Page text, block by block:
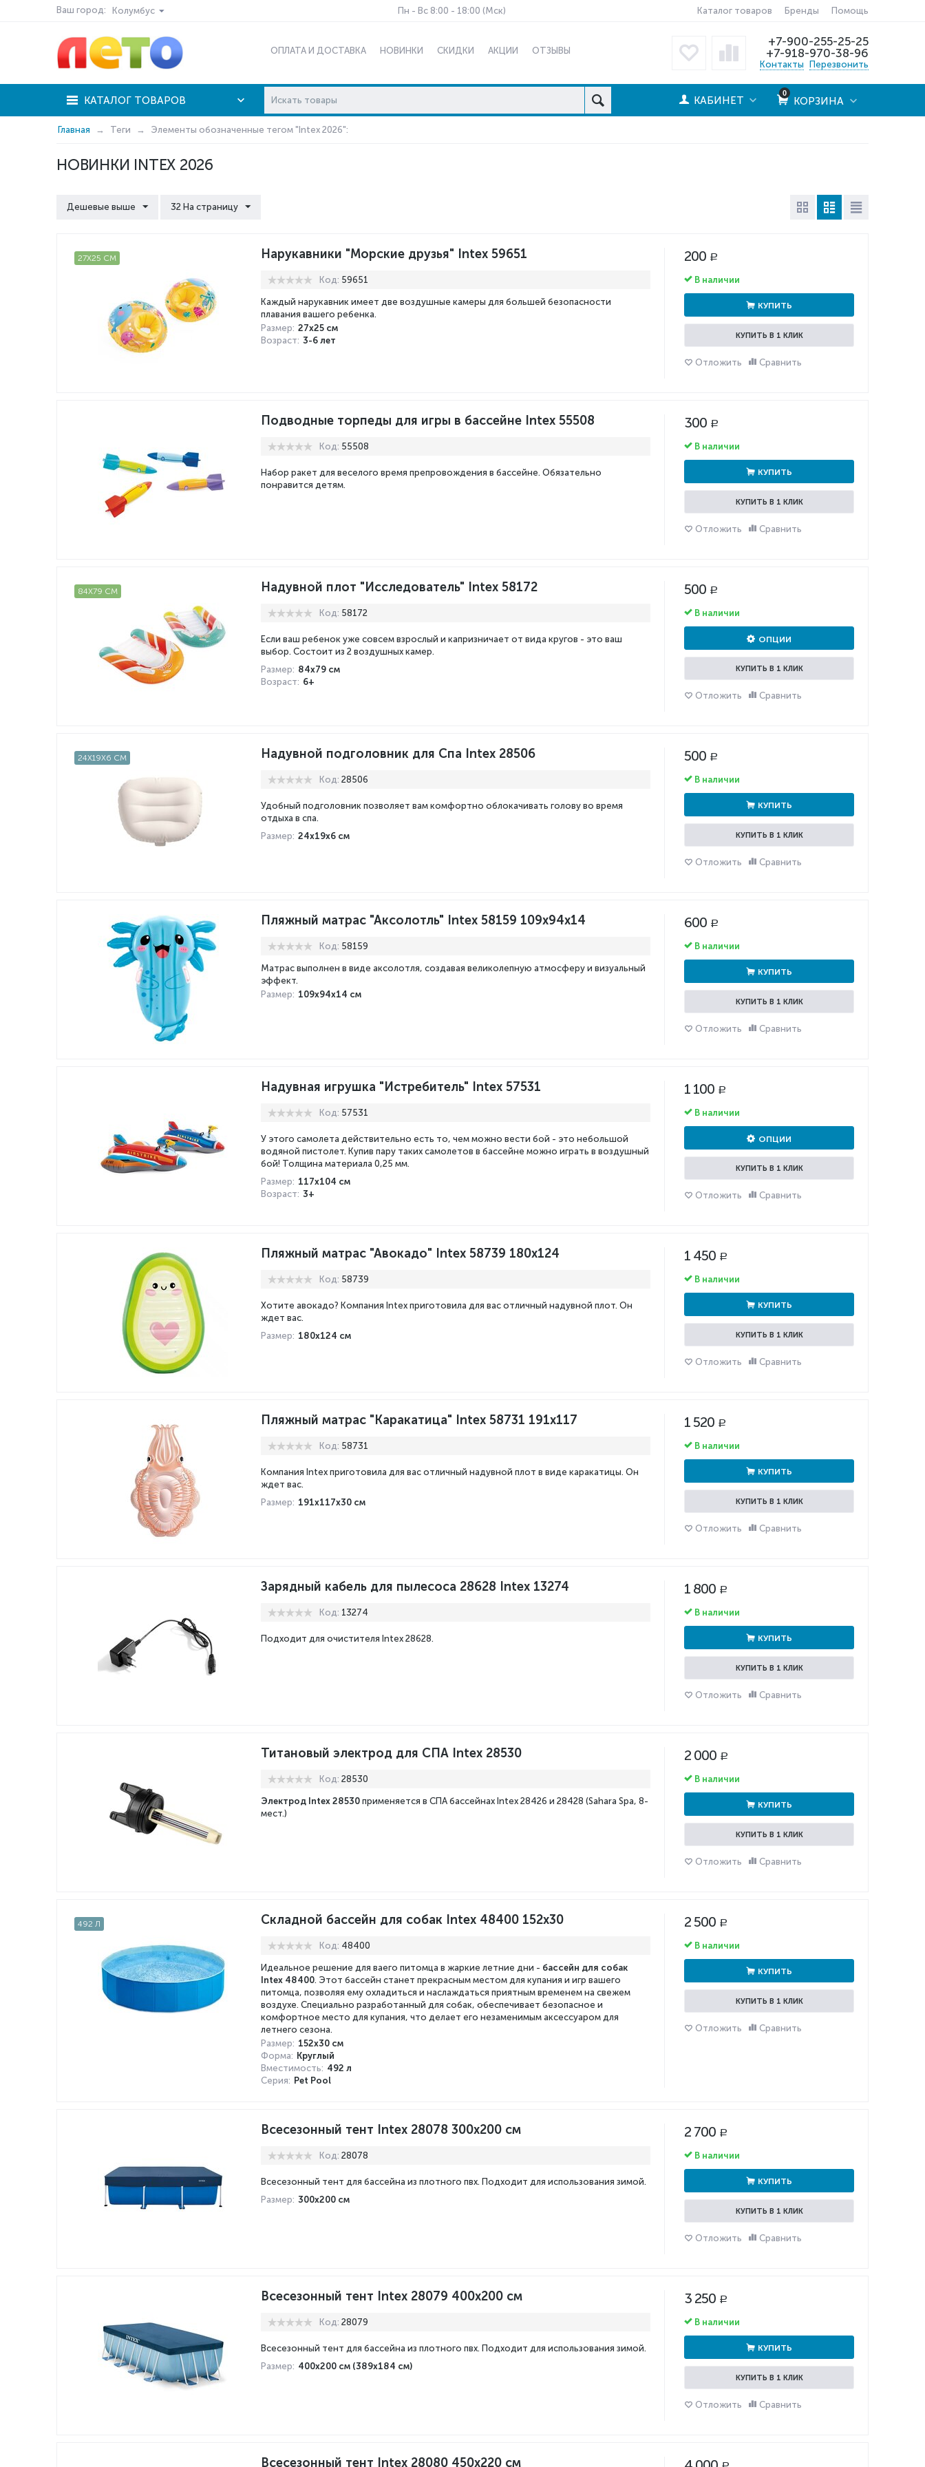
Ваш город: Колумбус Пн - Вс 8:00 - 18:00 (Мск) Каталог товаров Бренды Помощь
ОПЛАТА И ДОСТАВКА НОВИНКИ СКИДКИ АКЦИИ ОТЗЫВЫ
+7-900-255-25-25
+7-918-970-38-96
Контакты Перезвонить
КАТАЛОГ ТОВАРОВ
0
КОРЗИНА
КАБИНЕТ
Главная Теги Элементы обозначенные тегом "Intex 2026":
НОВИНКИ INTEX 2026
Дешевые выше 32 На страницу
27Х25 СМ Нарукавники "Морские друзья" Intex 59651
Код: 59651
Каждый нарукавник имеет две воздушные камеры для большей безопасности
плавания вашего ребенка.
Размер: 27х25 см
Возраст: 3-6 лет
200 Р
В наличии
КУПИТЬ
КУПИТЬ В 1 КЛИК
Отложить Сравнить
Подводные торпеды для игры в бассейне Intex 55508
Код: 55508
Набор ракет для веселого время препровождения в бассейне. Обязательно
понравится детям.
300 Р
В наличии
КУПИТЬ
КУПИТЬ В 1 КЛИК
Отложить Сравнить
84Х79 СМ Надувной плот "Исследователь" Intex 58172
Код: 58172
Если ваш ребенок уже совсем взрослый и капризничает от вида кругов - это ваш
выбор. Состоит из 2 воздушных камер.
Размер: 84х79 см
Возраст: 6+
500 Р
В наличии
ОПЦИИ
КУПИТЬ В 1 КЛИК
Отложить Сравнить
24X19X6 СМ Надувной подголовник для Спа Intex 28506
Код: 28506
Удобный подголовник позволяет вам комфортно облокачивать голову во время
отдыха в спа.
Размер: 24x19x6 см
500 Р
В наличии
КУПИТЬ
КУПИТЬ В 1 КЛИК
Отложить Сравнить
Пляжный матрас "Аксолотль" Intex 58159 109х94х14
Код: 58159
Матрас выполнен в виде аксолотля, создавая великолепную атмосферу и визуальный
эффект.
Размер: 109х94х14 см
600 Р
В наличии
КУПИТЬ
КУПИТЬ В 1 КЛИК
Отложить Сравнить
Надувная игрушка "Истребитель" Intex 57531
Код: 57531
У этого самолета действительно есть то, чем можно вести бой - это небольшой
водяной пистолет. Купив пару таких самолетов в бассейне можно играть в воздушный
бой! Толщина материала 0,25 мм.
Размер: 117х104 см
Возраст: 3+
1 100 Р
В наличии
ОПЦИИ
КУПИТЬ В 1 КЛИК
Отложить Сравнить
Пляжный матрас "Авокадо" Intex 58739 180x124
Код: 58739
Хотите авокадо? Компания Intex приготовила для вас отличный надувной плот. Он
ждет вас.
Размер: 180x124 см
1 450 Р
В наличии
КУПИТЬ
КУПИТЬ В 1 КЛИК
Отложить Сравнить
Пляжный матрас "Каракатица" Intex 58731 191x117
Код: 58731
Компания Intex приготовила для вас отличный надувной плот в виде каракатицы. Он
ждет вас.
Размер: 191х117х30 см
1 520 Р
В наличии
КУПИТЬ
КУПИТЬ В 1 КЛИК
Отложить Сравнить
Зарядный кабель для пылесоса 28628 Intex 13274
Код: 13274
Подходит для очистителя Intex 28628.
1 800 Р
В наличии
КУПИТЬ
КУПИТЬ В 1 КЛИК
Отложить Сравнить
Титановый электрод для СПА Intex 28530
Код: 28530
Электрод Intex 28530 применяется в СПА бассейнах Intex 28426 и 28428 (Sahara Spa, 8-
мест.)
2 000 Р
В наличии
КУПИТЬ
КУПИТЬ В 1 КЛИК
Отложить Сравнить
492 Л Складной бассейн для собак Intex 48400 152х30
Код: 48400
Идеальное решение для ваего питомца в жаркие летние дни - бассейн для собак
Intex 48400. Этот бассейн станет прекрасным местом для купания и игр вашего
питомца, позволяя ему охладиться и наслаждаться приятным временем на свежем
воздухе. Специально разработанный для собак, обеспечивает безопасное и
комфортное место для купания, что делает его незаменимым аксессуаром для
летнего сезона.
Размер: 152x30 см
Форма: Круглый
Вместимость: 492 л
Серия: Pet Pool
2 500 Р
В наличии
КУПИТЬ
КУПИТЬ В 1 КЛИК
Отложить Сравнить
Всесезонный тент Intex 28078 300x200 см
Код: 28078
Всесезонный тент для бассейна из плотного пвх. Подходит для использования зимой.
Размер: 300х200 см
2 700 Р
В наличии
КУПИТЬ
КУПИТЬ В 1 КЛИК
Отложить Сравнить
Всесезонный тент Intex 28079 400x200 см
Код: 28079
Всесезонный тент для бассейна из плотного пвх. Подходит для использования зимой.
Размер: 400x200 см (389x184 см)
3 250 Р
В наличии
КУПИТЬ
КУПИТЬ В 1 КЛИК
Отложить Сравнить
Всесезонный тент Intex 28080 450x220 см